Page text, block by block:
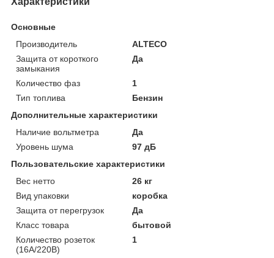
Основные
Производитель
ALTECO
Защита от короткого
замыкания
Да
Количество фаз
1
Тип топлива
Бензин
Дополнительные характеристики
Наличие вольтметра
Да
Уровень шума
97 дБ
Пользовательские характеристики
Вес нетто
26 кг
Вид упаковки
коробка
Защита от перегрузок
Да
Класс товара
бытовой
Количество розеток
(16А/220В)
1